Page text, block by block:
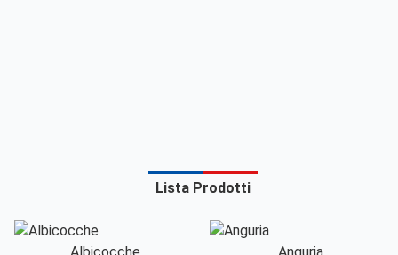
Lista Prodotti